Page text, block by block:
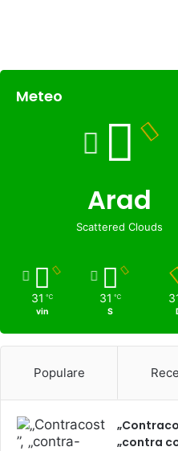
Meteo
Arad
Scattered Clouds
31 ℃
vin
31 ℃
S
Populare
„contra